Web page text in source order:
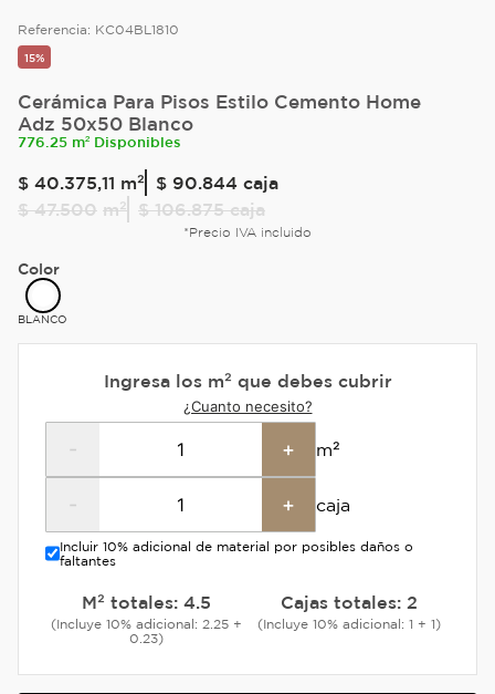
Referencia: KC04BL1810
15%
Cerámica Para Pisos Estilo Cemento Home
Adz 50x50 Blanco
776.25 m² Disponibles
$ 40.375,11 m² $ 90.844 caja
$ 47.500 m² $ 106.875caja
*Precio IVA incluido
Color
BLANCO
Ingresa los m² que debes cubrir
¿Cuanto necesito?
- + m²
- + caja
Incluir 10% adicional de material por posibles daños o
faltantes
M² totales: 4.5
(Incluye 10% adicional: 2.25 +
0.23)
Cajas totales: 2
(Incluye 10% adicional: 1 + 1)